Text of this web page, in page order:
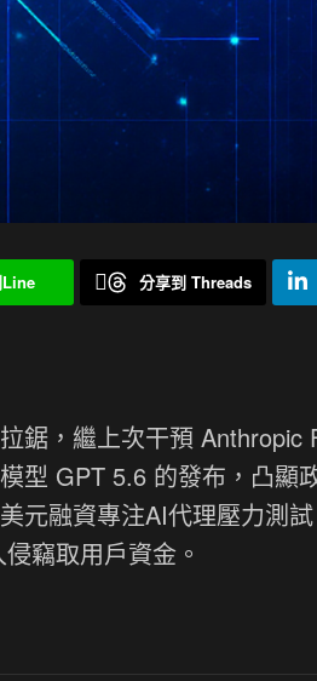
分享到 Threads
鋸，繼上次干預 Anthropic
型 GPT 5.6 的發布，凸顯
元融資專注AI代理壓力測
竊取用戶資金。